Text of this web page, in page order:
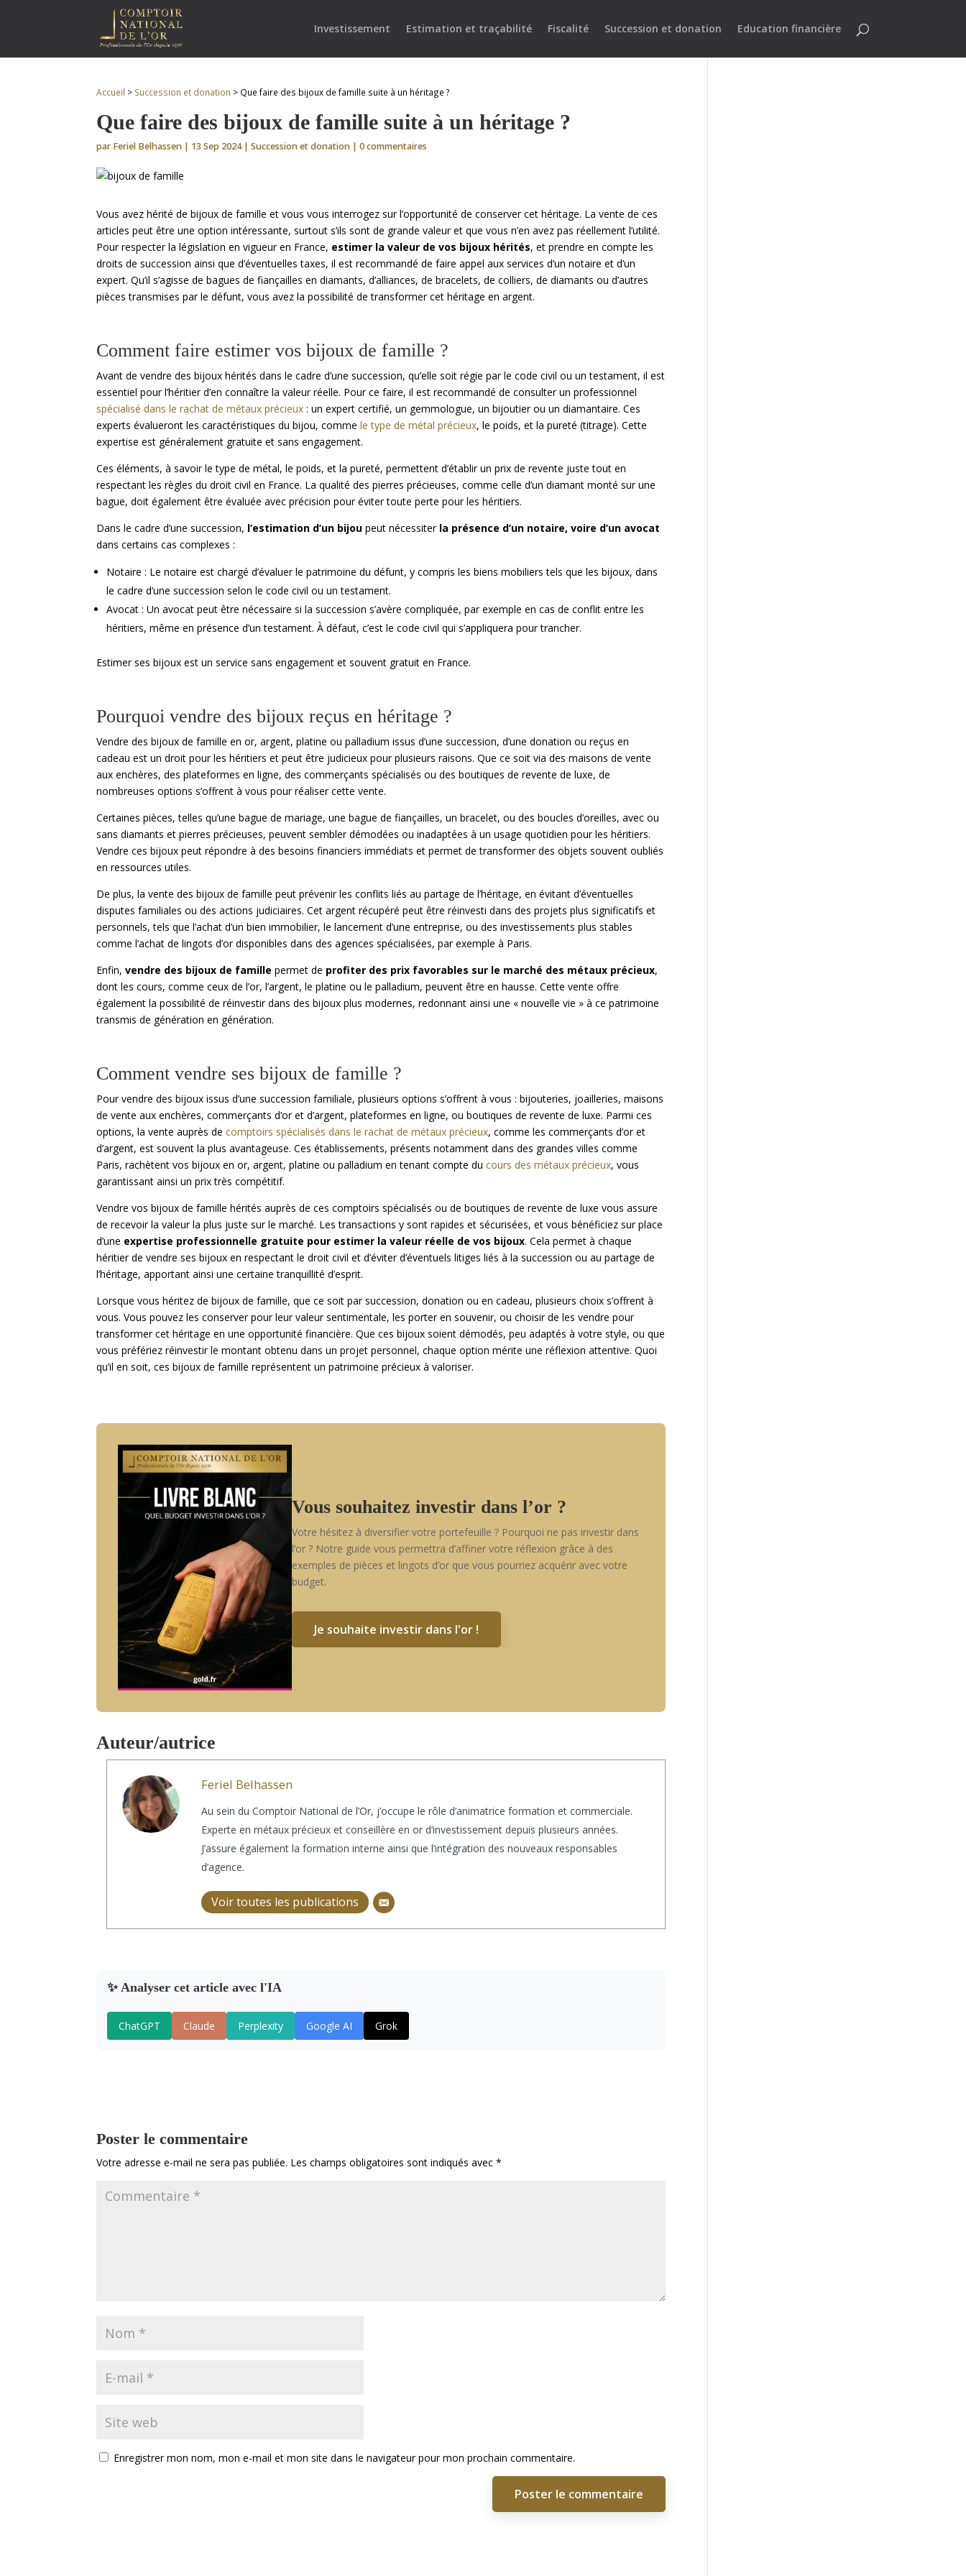
Investissement Estimation et traçabilité Fiscalité Succession et donation Education financière
Accueil > Succession et donation > Que faire des bijoux de famille suite à un héritage ?
Que faire des bijoux de famille suite à un héritage ?
par Feriel Belhassen | 13 Sep 2024|Succession et donation |0 commentaires
Vous avez hérité de bijoux de famille et vous vous interrogez sur l’opportunité de conserver cet héritage. La vente de ces
articles peut être une option intéressante, surtout s’ils sont de grande valeur et que vous n’en avez pas réellement l’utilité.
Pour respecter la législation en vigueur en France, estimer la valeur de vos bijoux hérités, et prendre en compte les
droits de succession ainsi que d’éventuelles taxes, il est recommandé de faire appel aux services d’un notaire et d’un
expert. Qu’il s’agisse de bagues de fiançailles en diamants, d’alliances, de bracelets, de colliers, de diamants ou d’autres
pièces transmises par le défunt, vous avez la possibilité de transformer cet héritage en argent.
Comment faire estimer vos bijoux de famille ?
Avant de vendre des bijoux hérités dans le cadre d’une succession, qu’elle soit régie par le code civil ou un testament, il est
essentiel pour l’héritier d’en connaître la valeur réelle. Pour ce faire, il est recommandé de consulter un professionnel
spécialisé dans le rachat de métaux précieux : un expert certifié, un gemmologue, un bijoutier ou un diamantaire. Ces
experts évalueront les caractéristiques du bijou, comme le type de métal précieux, le poids, et la pureté (titrage). Cette
expertise est généralement gratuite et sans engagement.
Ces éléments, à savoir le type de métal, le poids, et la pureté, permettent d’établir un prix de revente juste tout en
respectant les règles du droit civil en France. La qualité des pierres précieuses, comme celle d’un diamant monté sur une
bague, doit également être évaluée avec précision pour éviter toute perte pour les héritiers.
Dans le cadre d’une succession, l’estimation d’un bijoupeut nécessiter la présence d’un notaire, voire d’un avocat
dans certains cas complexes :
Notaire : Le notaire est chargé d’évaluer le patrimoine du défunt, y compris les biens mobiliers tels que les bijoux, dans
le cadre d’une succession selon le code civil ou un testament.
Avocat : Un avocat peut être nécessaire si la succession s’avère compliquée, par exemple en cas de conflit entre les
héritiers, même en présence d’un testament. À défaut, c’est le code civil qui s’appliquera pour trancher.
Estimer ses bijoux est un service sans engagement et souvent gratuit en France.
Pourquoi vendre des bijoux reçus en héritage ?
Vendre des bijoux de famille en or, argent, platine ou palladium issus d’une succession, d’une donation ou reçus en
cadeau est un droit pour les héritiers et peut être judicieux pour plusieurs raisons. Que ce soit via des maisons de vente
aux enchères, des plateformes en ligne, des commerçants spécialisés ou des boutiques de revente de luxe, de
nombreuses options s’offrent à vous pour réaliser cette vente.
Certaines pièces, telles qu’une bague de mariage, une bague de fiançailles, un bracelet, ou des boucles d’oreilles, avec ou
sans diamants et pierres précieuses, peuvent sembler démodées ou inadaptées à un usage quotidien pour les héritiers.
Vendre ces bijoux peut répondre à des besoins financiers immédiats et permet de transformer des objets souvent oubliés
en ressources utiles.
De plus, la vente des bijoux de famille peut prévenir les conflits liés au partage de l’héritage, en évitant d’éventuelles
disputes familiales ou des actions judiciaires. Cet argent récupéré peut être réinvesti dans des projets plus significatifs et
personnels, tels que l’achat d’un bien immobilier, le lancement d’une entreprise, ou des investissements plus stables
comme l’achat de lingots d’or disponibles dans des agences spécialisées, par exemple à Paris.
Enfin,vendre des bijoux de famillepermet de profiter des prix favorables sur le marché des métaux précieux,
dont les cours, comme ceux de l’or, l’argent, le platine ou le palladium, peuvent être en hausse. Cette vente offre
également la possibilité de réinvestir dans des bijoux plus modernes, redonnant ainsi une « nouvelle vie » à ce patrimoine
transmis de génération en génération.
Comment vendre ses bijoux de famille ?
Pour vendre des bijoux issus d’une succession familiale, plusieurs options s’offrent à vous : bijouteries, joailleries, maisons
de vente aux enchères, commerçants d’or et d’argent, plateformes en ligne, ou boutiques de revente de luxe. Parmi ces
options, la vente auprès de comptoirs spécialisés dans le rachat de métaux précieux, comme les commerçants d’or et
d’argent, est souvent la plus avantageuse. Ces établissements, présents notamment dans des grandes villes comme
Paris, rachètent vos bijoux en or, argent, platine ou palladium en tenant compte ducours des métaux précieux, vous
garantissant ainsi un prix très compétitif.
Vendre vos bijoux de famille hérités auprès de ces comptoirs spécialisés ou de boutiques de revente de luxe vous assure
de recevoir la valeur la plus juste sur le marché. Les transactions y sont rapides et sécurisées, et vous bénéficiez sur place
d’une expertise professionnelle gratuite pour estimer la valeur réelle de vos bijoux. Cela permet à chaque
héritier de vendre ses bijoux en respectant le droit civil et d’éviter d’éventuels litiges liés à la succession ou au partage de
l’héritage, apportant ainsi une certaine tranquillité d’esprit.
Lorsque vous héritez de bijoux de famille, que ce soit par succession, donation ou en cadeau, plusieurs choix s’offrent à
vous. Vous pouvez les conserver pour leur valeur sentimentale, les porter en souvenir, ou choisir de les vendre pour
transformer cet héritage en une opportunité financière. Que ces bijoux soient démodés, peu adaptés à votre style, ou que
vous préfériez réinvestir le montant obtenu dans un projet personnel, chaque option mérite une réflexion attentive. Quoi
qu’il en soit, ces bijoux de famille représentent un patrimoine précieux à valoriser.
Vous souhaitez investir dans l’or ?
Votre hésitez à diversifier votre portefeuille ? Pourquoi ne pas investir dans
l’or ? Notre guide vous permettra d’affiner votre réflexion grâce à des
exemples de pièces et lingots d’or que vous pourriez acquérir avec votre
budget.
Je souhaite investir dans l'or !
Auteur/autrice
Feriel Belhassen
Au sein du Comptoir National de l’Or, j’occupe le rôle d’animatrice formation et commerciale.
Experte en métaux précieux et conseillère en or d’investissement depuis plusieurs années.
J’assure également la formation interne ainsi que l’intégration des nouveaux responsables
d’agence.
Voir toutes les publications
✨ Analyser cet article avec l'IA
ChatGPT Claude Perplexity Google AI Grok
Poster le commentaire
Votre adresse e-mail ne sera pas publiée. Les champs obligatoires sont indiqués avec*
Enregistrer mon nom, mon e-mail et mon site dans le navigateur pour mon prochain commentaire.